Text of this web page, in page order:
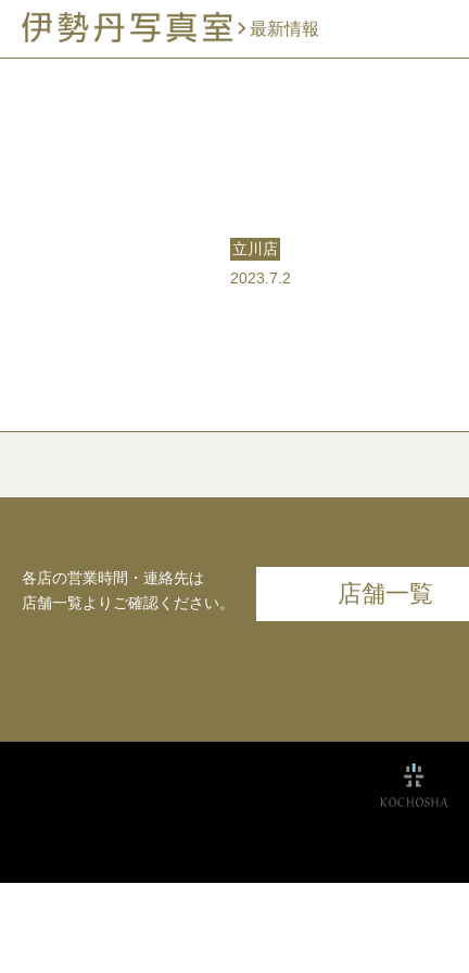
最新情報
立川店
2023.7.2
各店の営業時間・連絡先は
店舗一覧よりご確認ください。
店舗一覧